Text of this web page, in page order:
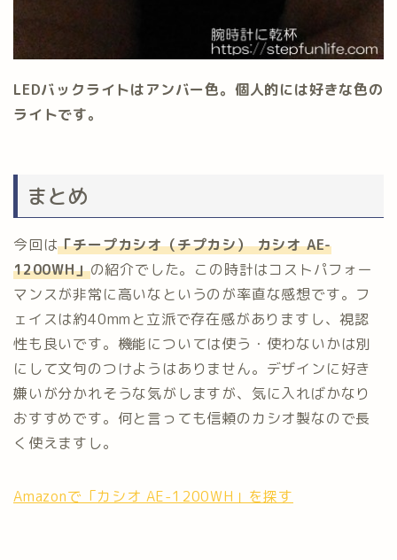
LEDバックライトはアンバー色。個人的には好きな色の
ライトです。
まとめ
今回は「チープカシオ（チプカシ） カシオ AE-
1200WH」の紹介でした。この時計はコストパフォー
マンスが非常に高いなというのが率直な感想です。フ
ェイスは約40mmと立派で存在感がありますし、視認
性も良いです。機能については使う・使わないかは別
にして文句のつけようはありません。デザインに好き
嫌いが分かれそうな気がしますが、気に入ればかなり
おすすめです。何と言っても信頼のカシオ製なので長
く使えますし。
Amazonで「カシオ AE-1200WH」を探す